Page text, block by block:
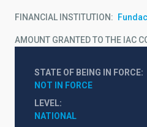
FINANCIAL INSTITUTION
AMOUNT GRANTED TO THE IAC
STATE OF BEING IN FORCE
NOT IN FORCE
LEVEL
NATIONAL